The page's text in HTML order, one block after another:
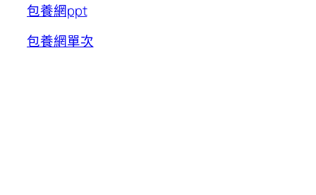
包養網ppt
包養網單次